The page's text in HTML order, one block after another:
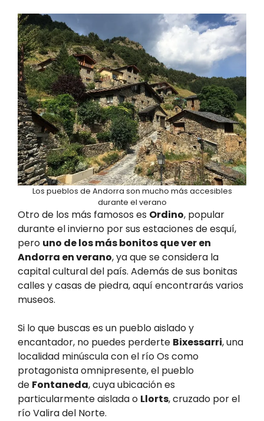
Los pueblos de Andorra son mucho más accesibles
durante el verano
Otro de los más famosos es Ordino, popular
durante el invierno por sus estaciones de esquí,
pero uno de los más bonitos que ver en
Andorra en verano, ya que se considera la
capital cultural del país. Además de sus bonitas
calles y casas de piedra, aquí encontrarás varios
museos.
Si lo que buscas es un pueblo aislado y
encantador, no puedes perderte Bixessarri, una
localidad minúscula con el río Os como
protagonista omnipresente, el pueblo
de Fontaneda, cuya ubicación es
particularmente aislada o Llorts, cruzado por el
río Valira del Norte.